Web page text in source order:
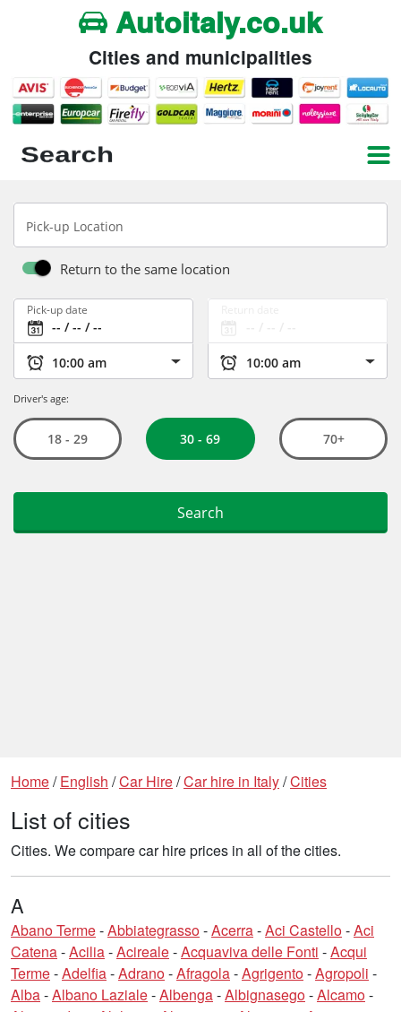
Autoitaly.co.uk
Cities and municipalities
Home/English /Car Hire/Car hire in Italy/Cities
List of cities
Cities. We compare car hire prices in all of the cities.
A
Abano Terme-Abbiategrasso-Acerra-Aci Castello-Aci
Catena-Acilia-Acireale-Acquaviva delle Fonti -Acqui
Terme-Adelfia-Adrano-Afragola-Agrigento-Agropoli -
Alba-Albano Laziale-Albenga-Albignasego-Alcamo-